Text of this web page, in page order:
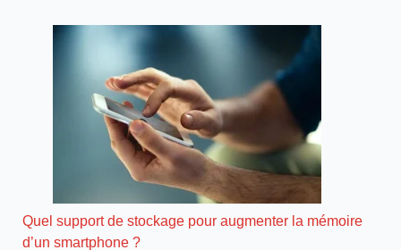
Quel support de stockage pour augmenter la mémoire
d’un smartphone ?